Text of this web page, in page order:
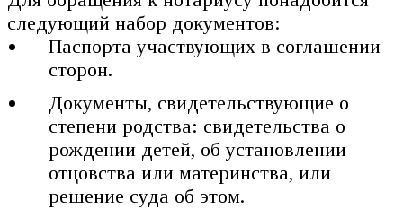
следующий набор документов:
Паспорта участвующих в соглашении
сторон.
Документы, свидетельствующие о
степени родства: свидетельства о
рождении детей, об установлении
отцовства или материнства, или
решение суда об этом.